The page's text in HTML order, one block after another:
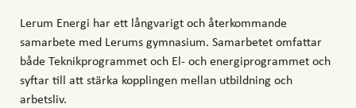
Lerum Energi har ett långvarigt och återkommande
samarbete med Lerums gymnasium. Samarbetet omfattar
både Teknikprogrammet och El- och energiprogrammet och
syftar till att stärka kopplingen mellan utbildning och
arbetsliv.